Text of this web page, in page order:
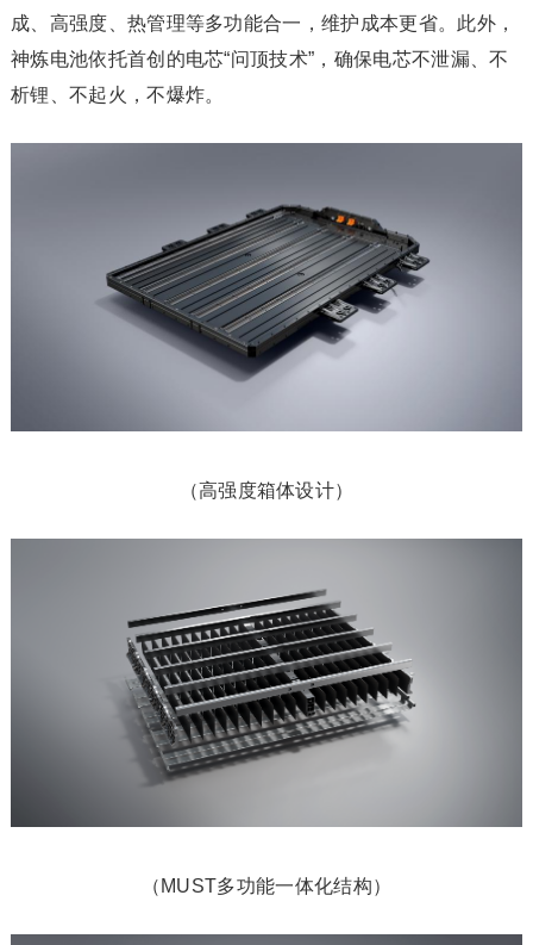
成、高强度、热管理等多功能合一，维护成本更省。此外，
神炼电池依托首创的电芯“问顶技术”，确保电芯不泄漏、不
析锂、不起火，不爆炸。
（高强度箱体设计）
（MUST多功能一体化结构）